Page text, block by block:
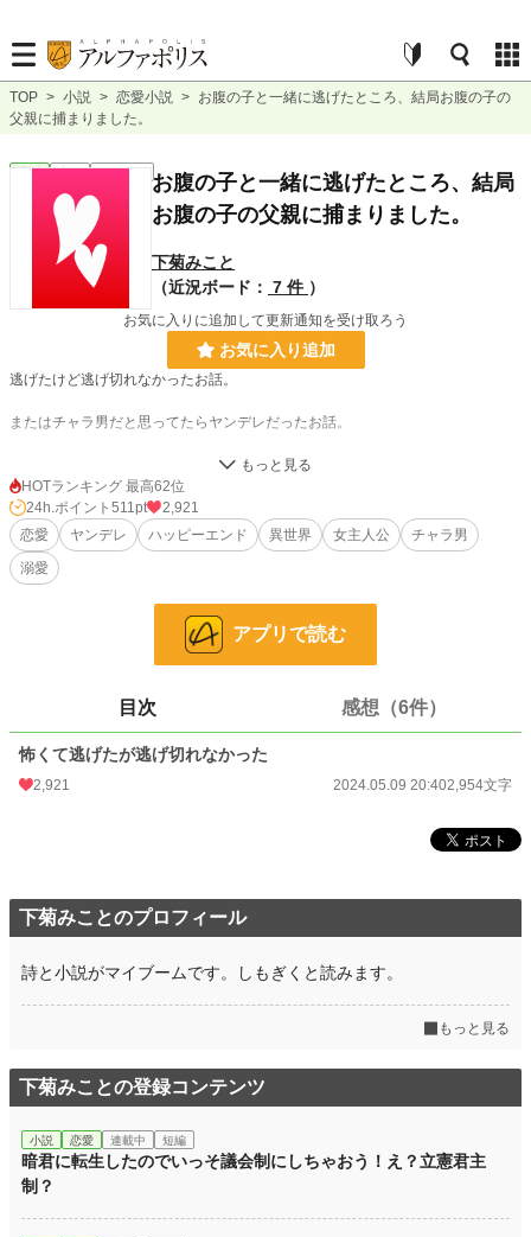
TOP > 小説 > 恋愛小説 > お腹の子と一緒に逃げたところ、結局お腹の子の
父親に捕まりました。
恋愛 完結 ｼｮｰﾄｼｮｰﾄ
お腹の子と一緒に逃げたところ、結局
お腹の子の父親に捕まりました。
下菊みこと
（近況ボード： 7 件 ）
お気に入りに追加して更新通知を受け取ろう
お気に入り追加
逃げたけど逃げ切れなかったお話。
またはチャラ男だと思ってたらヤンデレだったお話。
あるいは今度こそ幸せ家族になるお話。
ご都合主義の多分ハッピーエンド？
小説家になろう様でも投稿しています。
2,931 位 / 228,897 件
1,609 位 / 66,387 件
文字数 2,954
週間ポイント 2,483 pt (3,983 位)
月間ポイント 11,121 pt (4,122 位)
HOTランキング 最高62位
24h.ポイント 511pt
2,921
恋愛
ヤンデレ ハッピーエンド 異世界 女主人公
チャラ男
溺愛
アプリで読む
目次 感想（6件）
怖くて逃げたが逃げ切れなかった
2,921 2024.05.09 20:402,954文字
下菊みことのプロフィール
詩と小説がマイブームです。しもぎくと読みます。
もっと見る
下菊みことの登録コンテンツ
小説 恋愛 連載中 短編
暗君に転生したのでいっそ議会制にしちゃおう！え？立憲君主
制？